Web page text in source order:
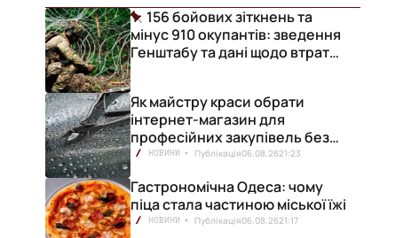
156 бойових зіткнень та
мінус 910 окупантів: зведення
Генштабу та дані щодо втрат
Як майстру краси обрати
інтернет-магазин для
професійних закупівель без
ризику переплат
НОВИНИ Публікація06.08.2621:23
Гастрономічна Одеса: чому
піца стала частиною міської їжі
НОВИНИ Публікація06.08.2621:17